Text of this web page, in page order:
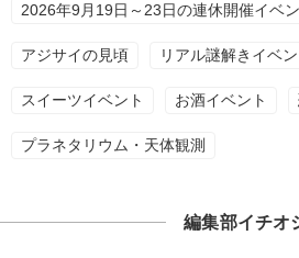
2026年9月19日～23日の連休開催イベ
アジサイの見頃 リアル謎解きイベン
スイーツイベント お酒イベント
プラネタリウム・天体観測
編集部イチオ